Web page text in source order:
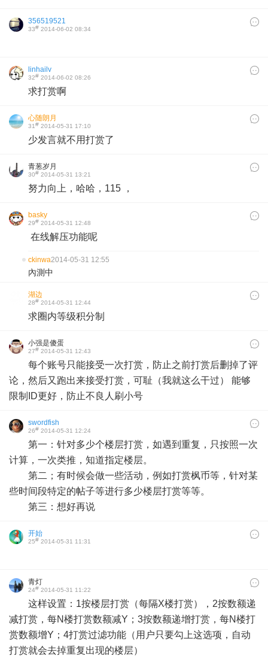
356519521
33# 2014-06-02 08:34
linhailv
32# 2014-06-02 08:26
求打赏啊
心随朗月
31# 2014-05-31 17:10
少发言就不用打赏了
青葱岁月
30# 2014-05-31 13:21
努力向上，哈哈，115 ，
basky
29# 2014-05-31 12:48
在线解压功能呢
ckinwa2014-05-31 12:55
內測中
湖边
28# 2014-05-31 12:44
求圈内等级积分制
小强是傻蛋
27# 2014-05-31 12:43
每个账号只能接受一次打赏，防止之前打赏后删掉了评
论，然后又跑出来接受打赏，可耻（我就这么干过） 能够
限制ID更好，防止不良人刷小号
swordfish
26# 2014-05-31 12:24
第一：针对多少个楼层打赏，如遇到重复，只按照一次
计算，一次类推，知道指定楼层。
第二；有时候会做一些活动，例如打赏枫币等，针对某
些时间段特定的帖子等进行多少楼层打赏等等。
第三：想好再说
开始
25# 2014-05-31 11:31
青灯
24# 2014-05-31 11:22
这样设置：1按楼层打赏（每隔X楼打赏），2按数额递
减打赏，每N楼打赏数额减Y；3按数额递增打赏，每N楼打
赏数额增Y；4打赏过滤功能（用户只要勾上这选项，自动
打赏就会去掉重复出现的楼层）